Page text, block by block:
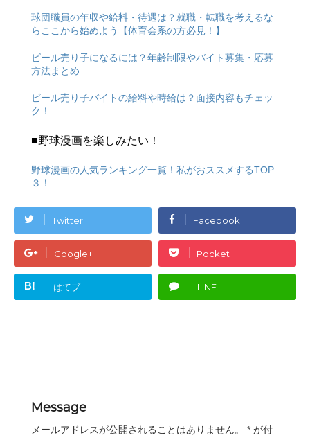
球団職員の年収や給料・待遇は？就職・転職を考えるな
らここから始めよう【体育会系の方必見！】
ビール売り子になるには？年齢制限やバイト募集・応募
方法まとめ
ビール売り子バイトの給料や時給は？面接内容もチェッ
ク！
■野球漫画を楽しみたい！
野球漫画の人気ランキング一覧！私がおススメするTOP
３！
Twitter Facebook
Google+ Pocket
B! はてブ LINE
Message
メールアドレスが公開されることはありません。 * が付